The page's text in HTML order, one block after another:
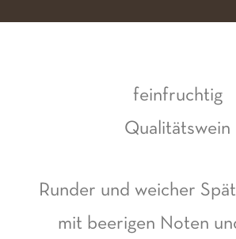
feinfruchtig
Qualitätswein
Runder und weicher
mit beerigen Noten